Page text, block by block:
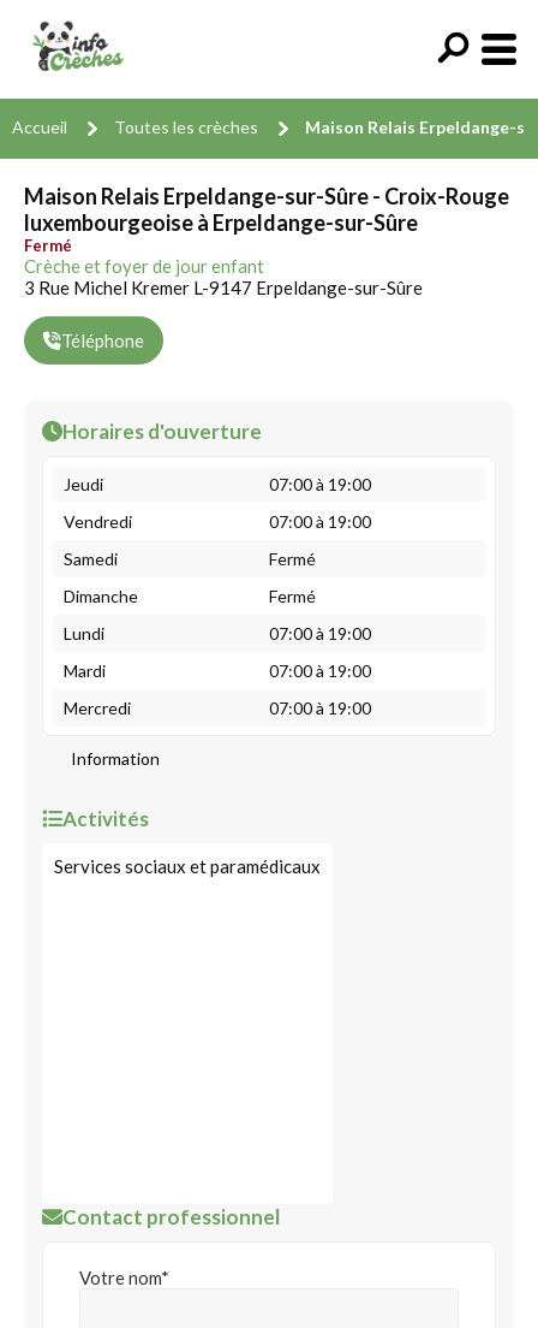
Accueil Toutes les crèches Maison Relais Erpeldange-
Maison Relais Erpeldange-sur-Sûre - Croix-Rouge
luxembourgeoise à Erpeldange-sur-Sûre
Fermé
Crèche et foyer de jour enfant
3 Rue Michel Kremer L-9147 Erpeldange-sur-Sûre
Téléphone
Horaires d'ouverture
Jeudi
07:00 à 19:00
Vendredi
07:00 à 19:00
Samedi
Fermé
Dimanche
Fermé
Lundi
07:00 à 19:00
Mardi
07:00 à 19:00
Mercredi
07:00 à 19:00
Information
Activités
Services sociaux et paramédicaux
Contact professionnel
Votre nom*